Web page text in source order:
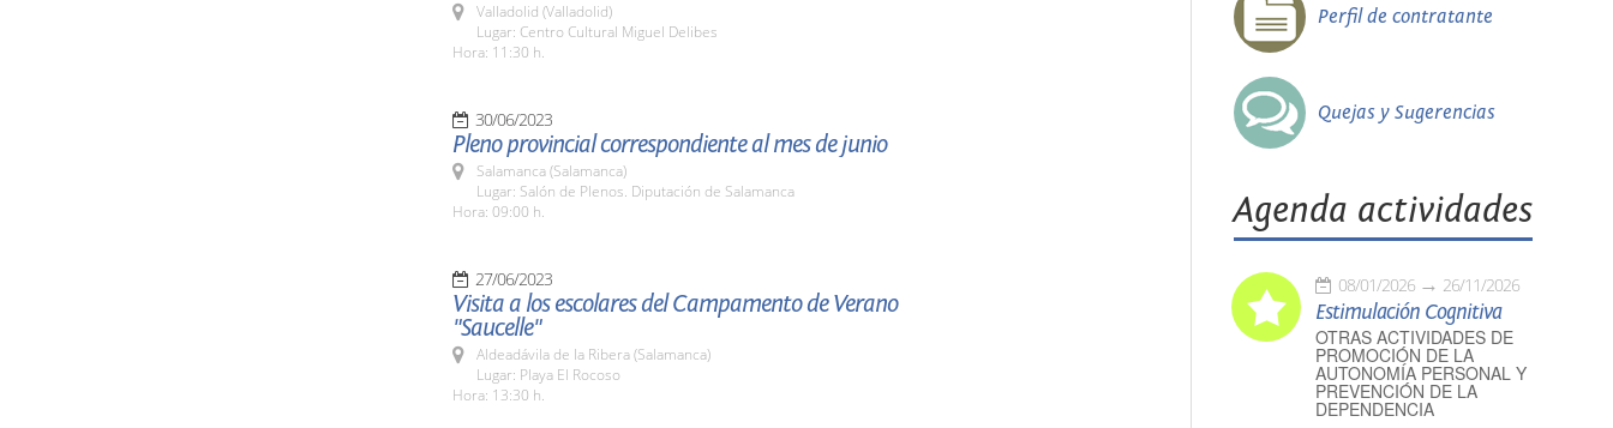
Valladolid (Valladolid)
Lugar: Centro Cultural Miguel Delibes
Hora: 11:30 h.
30/06/2023
Pleno provincial correspondiente al mes de junio
Salamanca (Salamanca)
Lugar: Salón de Plenos. Diputación de Salamanca
Hora: 09:00 h.
27/06/2023
Visita a los escolares del Campamento de Verano
"Saucelle"
Aldeadávila de la Ribera (Salamanca)
Lugar: Playa El Rocoso
Hora: 13:30 h.
Perfil de contratante
Quejas y Sugerencias
Agenda actividades
08/01/2026 26/11/2026
Estimulación Cognitiva
OTRAS ACTIVIDADES DE
PROMOCIÓN DE LA
AUTONOMÍA PERSONAL Y
PREVENCIÓN DE LA
DEPENDENCIA